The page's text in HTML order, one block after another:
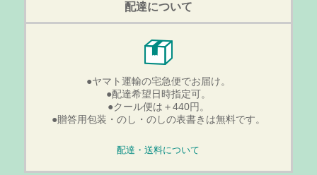
配達について
●ヤマト運輸の宅急便でお届け。
●配達希望日時指定可。
●クール便は＋440円。
●贈答用包装・のし・のしの表書きは無料です。
配達・送料について